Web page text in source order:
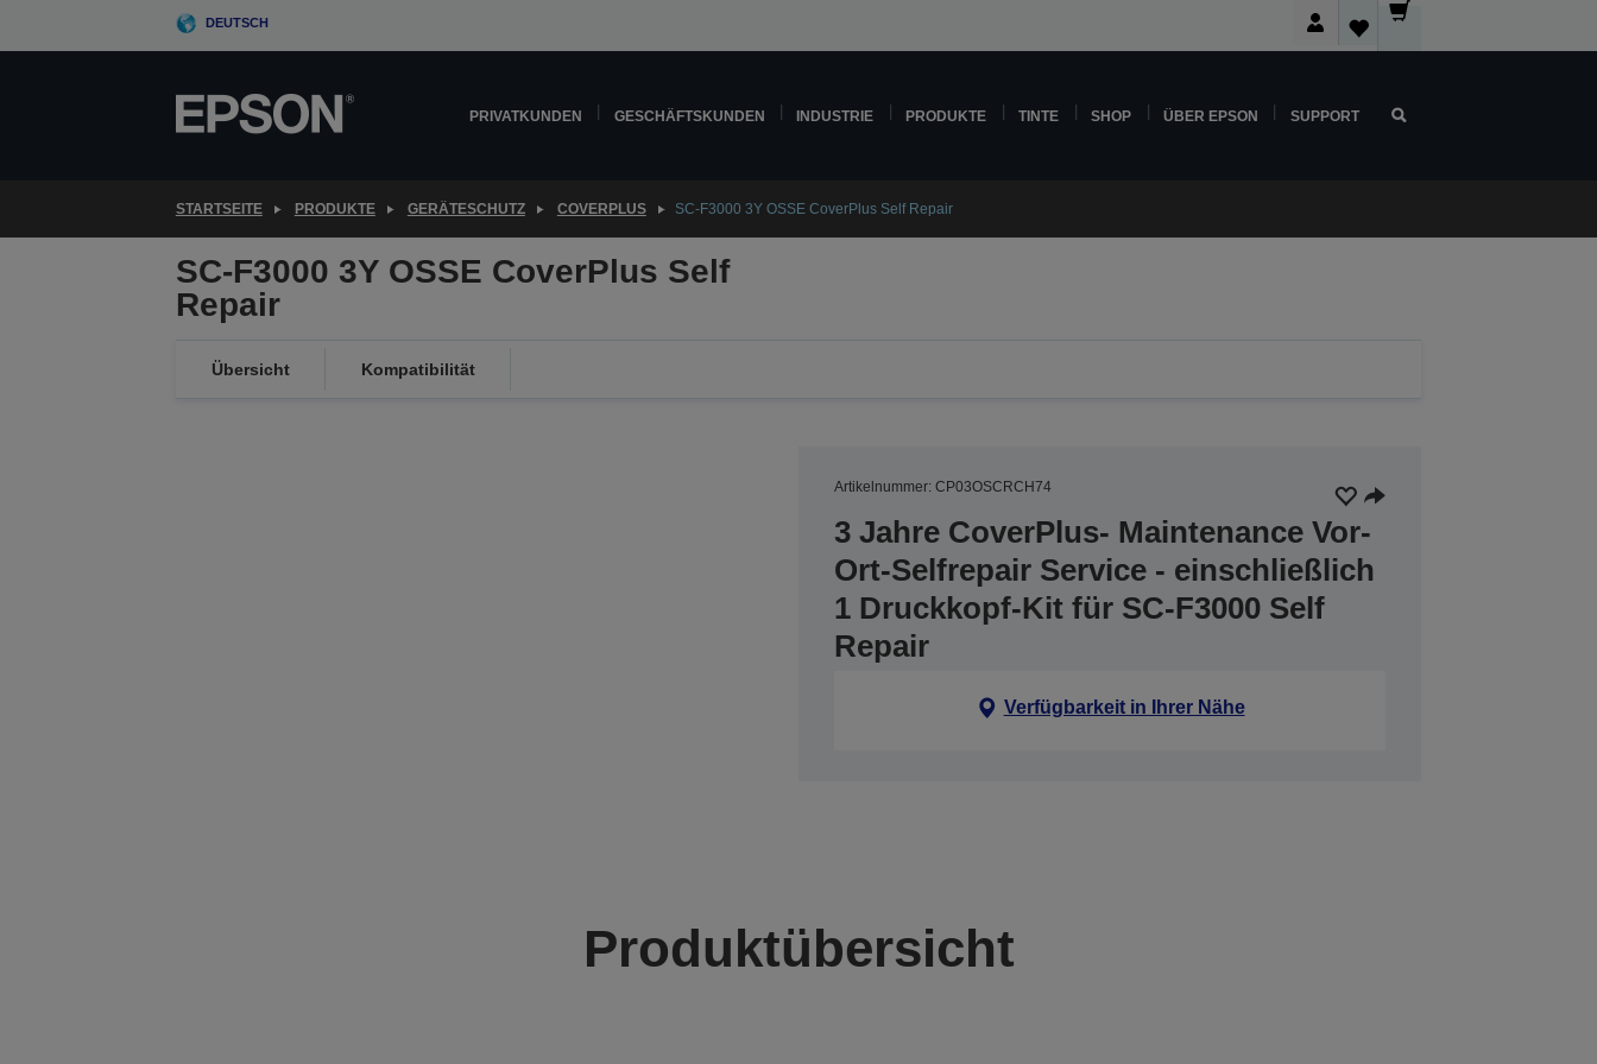
DEUTSCH
PRIVATKUNDEN GESCHÄFTSKUNDEN INDUSTRIE PRODUKTE TINTE SHOP ÜBER EPSON SUPPORT
STARTSEITE PRODUKTE GERÄTESCHUTZ COVERPLUS SC-F3000 3Y OSSE CoverPlus Self Repair
SC-F3000 3Y OSSE CoverPlus Self
Repair
Übersicht Kompatibilität
Artikelnummer: CP03OSCRCH74
3 Jahre CoverPlus- Maintenance Vor-
Ort-Selfrepair Service - einschließlich
1 Druckkopf-Kit für SC-F3000 Self
Repair
Verfügbarkeit in Ihrer Nähe
Produktübersicht